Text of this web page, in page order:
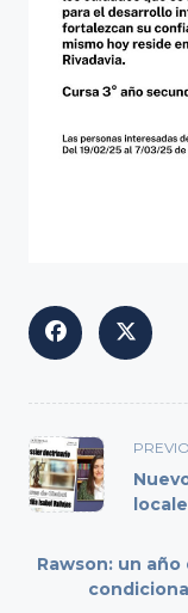
<span
class="nav-
subtitle
reader-
text">Page</
Rawson: un